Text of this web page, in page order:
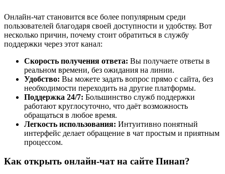
Онлайн-чат становится все более популярным среди
пользователей благодаря своей доступности и удобству. Вот
несколько причин, почему стоит обратиться в службу
поддержки через этот канал:
Скорость получения ответа: Вы получаете ответы в
реальном времени, без ожидания на линии.
Удобство: Вы можете задать вопрос прямо с сайта, без
необходимости переходить на другие платформы.
Поддержка 24/7: Большинство служб поддержки
работают круглосуточно, что даёт возможность
обращаться в любое время.
Легкость использования: Интуитивно понятный
интерфейс делает обращение в чат простым и приятным
процессом.
Как открыть онлайн-чат на сайте Пинап?